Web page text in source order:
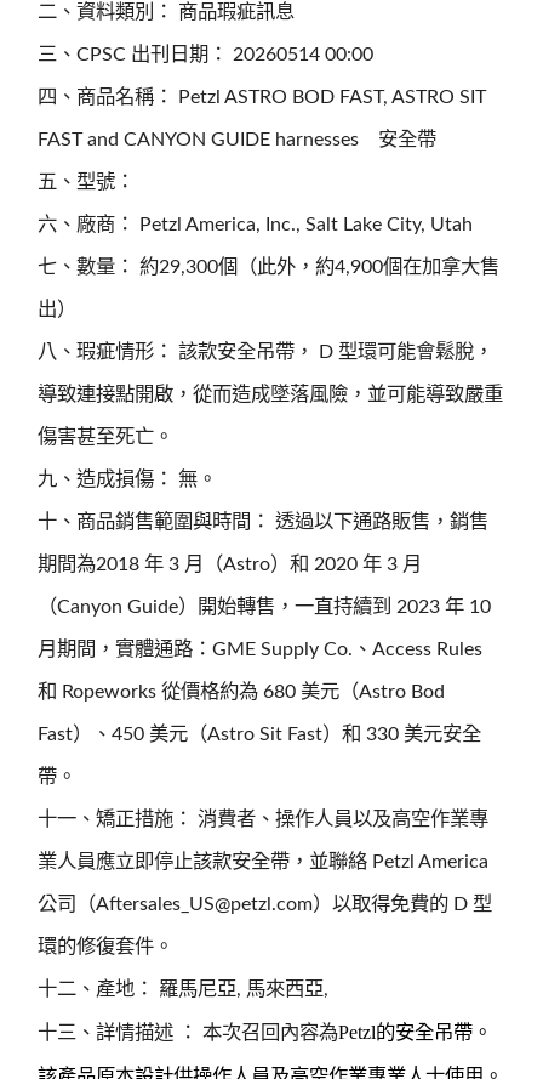
二、資料類別： 商品瑕疵訊息
三、CPSC 出刊日期： 20260514 00:00
四、商品名稱： Petzl ASTRO BOD FAST, ASTRO SIT
FAST and CANYON GUIDE harnesses 安全帶
五、型號：
六、廠商： Petzl America, Inc., Salt Lake City, Utah
七、數量： 約29,300個（此外，約4,900個在加拿大售
出）
八、瑕疵情形： 該款安全吊帶， D 型環可能會鬆脫，
導致連接點開啟，從而造成墜落風險，並可能導致嚴重
傷害甚至死亡。
九、造成損傷： 無。
十、商品銷售範圍與時間： 透過以下通路販售，銷售
期間為2018 年 3 月（Astro）和 2020 年 3 月
（Canyon Guide）開始轉售，一直持續到 2023 年 10
月期間，實體通路：GME Supply Co.、Access Rules
和 Ropeworks 從價格約為 680 美元（Astro Bod
Fast）、450 美元（Astro Sit Fast）和 330 美元安全
帶。
十一、矯正措施： 消費者、操作人員以及高空作業專
業人員應立即停止該款安全帶，並聯絡 Petzl America
公司（Aftersales_US@petzl.com）以取得免費的 D 型
環的修復套件。
十二、產地： 羅馬尼亞, 馬來西亞,
十三、詳情描述 ： 本次召回內容為Petzl的安全吊帶。